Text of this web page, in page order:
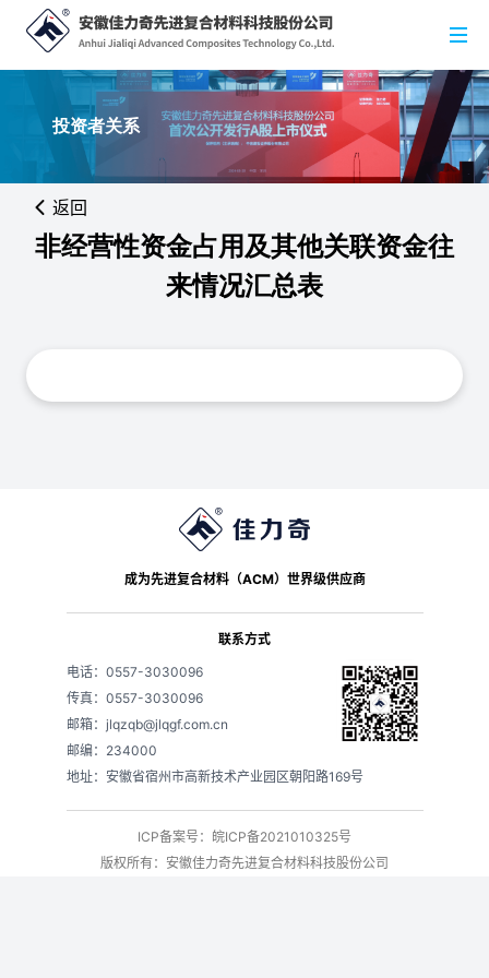
投资者关系
非经营性资金占用及其他关联资金往
来情况汇总表
返回
成为先进复合材料（ACM）世界级供应商
联系方式
电话：0557-3030096
传真：0557-3030096
邮箱：jlqzqb@jlqgf.com.cn
邮编：234000
地址：安徽省宿州市高新技术产业园区朝阳路169号
ICP备案号：皖ICP备2021010325号
版权所有：安徽佳力奇先进复合材料科技股份公司